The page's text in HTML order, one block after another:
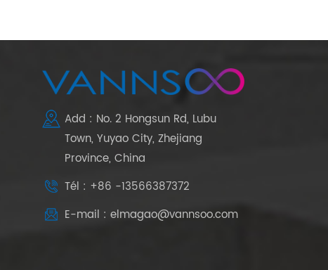
Add : No. 2 Hongsun Rd, Lubu
Town, Yuyao City, Zhejiang
Province, China
Tél : +86 -13566387372
E-mail : elmagao@vannsoo.com